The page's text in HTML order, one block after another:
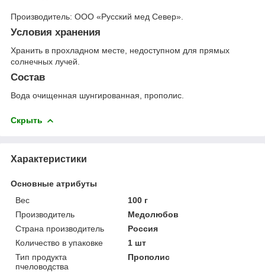
Производитель: ООО «Русский мед Север».
Условия хранения
Хранить в прохладном месте, недоступном для прямых
солнечных лучей.
Состав
Вода очищенная шунгированная, прополис.
Скрыть
Характеристики
Основные атрибуты
Вес
100 г
Производитель
Медолюбов
Страна производитель
Россия
Количество в упаковке
1 шт
Тип продукта
пчеловодства
Прополис